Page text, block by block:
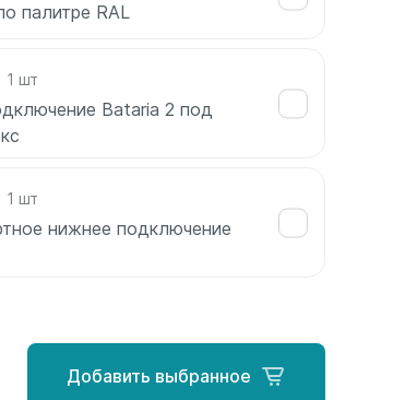
палитре RAL
1 шт
Bataria 2 под
1 шт
нижнее подключение
Добавить выбранное